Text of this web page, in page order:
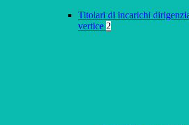
Titolari di incarichi
vertice 2